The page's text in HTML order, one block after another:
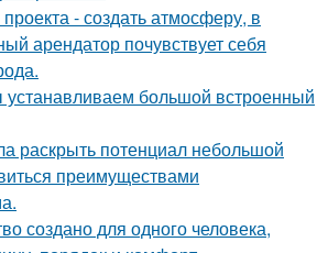
- создать атмосферу, в
арендатор почувствует себя
большой встроенный
раскрыть потенциал небольшой
преимуществами
создано для одного человека,